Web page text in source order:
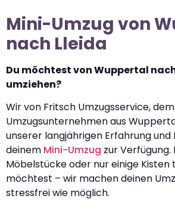
Mini-Umzug von
nach Lleida
Du möchtest von Wuppertal
umziehen?
Wir von Fritsch Umzugsservice,
Umzugsunternehmen aus
unserer langjährigen Erfahrung und
deinem Mini-Umzug zur Verfügung.
Möbelstücke oder nur einige
möchtest – wir machen deinen
stressfrei wie möglich.